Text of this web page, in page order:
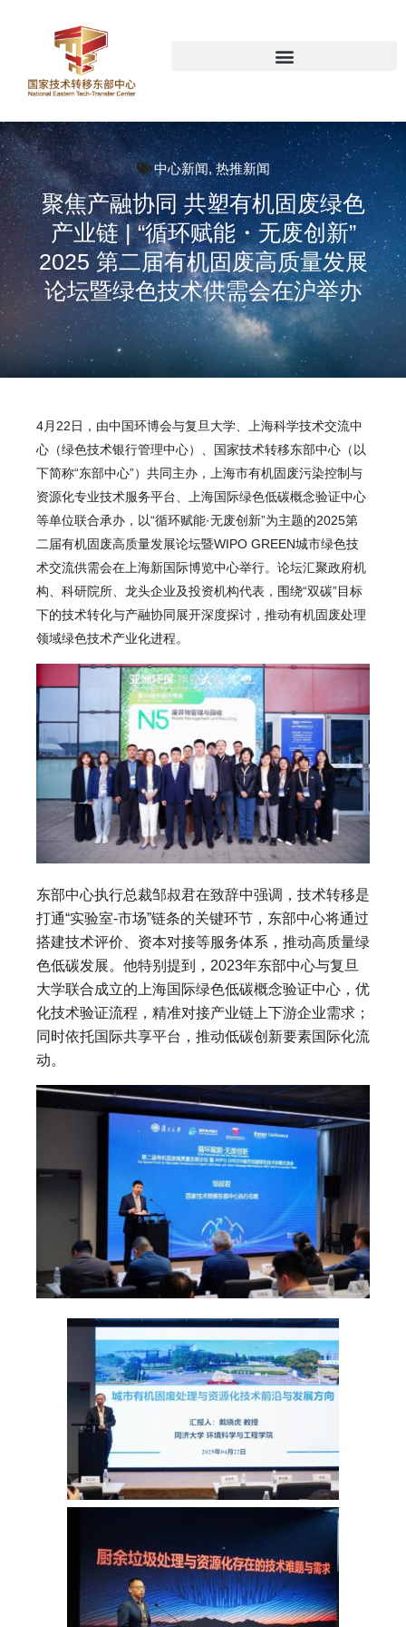
中心新闻,热推新闻
聚焦产融协同 共塑有机固废绿色
产业链 | “循环赋能・无废创新”
2025 第二届有机固废高质量发展
论坛暨绿色技术供需会在沪举办
4月22日，由中国环博会与复旦大学、上海科学技术交流中
心（绿色技术银行管理中心）、国家技术转移东部中心（以
下简称“东部中心”）共同主办，上海市有机固废污染控制与
资源化专业技术服务平台、上海国际绿色低碳概念验证中心
等单位联合承办，以“循环赋能·无废创新”为主题的2025第
二届有机固废高质量发展论坛暨WIPO GREEN城市绿色技
术交流供需会在上海新国际博览中心举行。论坛汇聚政府机
构、科研院所、龙头企业及投资机构代表，围绕“双碳”目标
下的技术转化与产融协同展开深度探讨，推动有机固废处理
领域绿色技术产业化进程。
东部中心执行总裁邹叔君在致辞中强调，技术转移是
打通“实验室-市场”链条的关键环节，东部中心将通过
搭建技术评价、资本对接等服务体系，推动高质量绿
色低碳发展。他特别提到，2023年东部中心与复旦
大学联合成立的上海国际绿色低碳概念验证中心，优
化技术验证流程，精准对接产业链上下游企业需求；
同时依托国际共享平台，推动低碳创新要素国际化流
动。